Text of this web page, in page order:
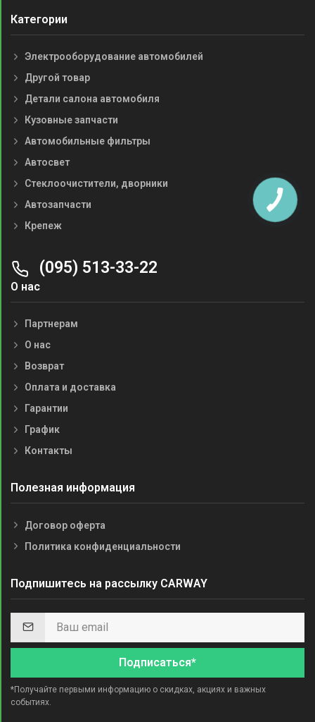
Категории
Электрооборудование автомобилей
Другой товар
Детали салона автомобиля
Кузовные запчасти
Автомобильные фильтры
Автосвет
Стеклоочистители, дворники
Автозапчасти
Крепеж
(095) 513-33-22
О нас
Партнерам
О нас
Возврат
Оплата и доставка
Гарантии
График
Контакты
Полезная информация
Договор оферта
Политика конфиденциальности
Подпишитесь на рассылку CARWAY
Подписаться*
*Получайте первыми информацию о скидках, акциях и важных
событиях.